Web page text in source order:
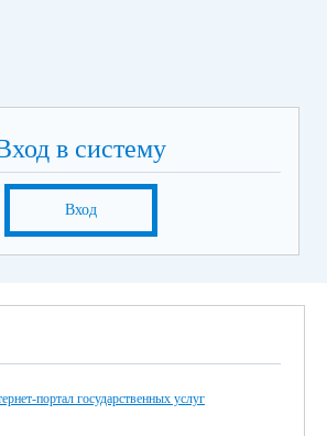
в систему
Вход
портал государственных услуг